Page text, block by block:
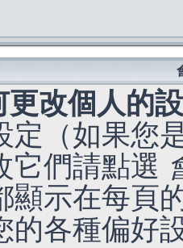
更改個人的
定（如果您
它們請點選
顯示在每頁
的各種偏好